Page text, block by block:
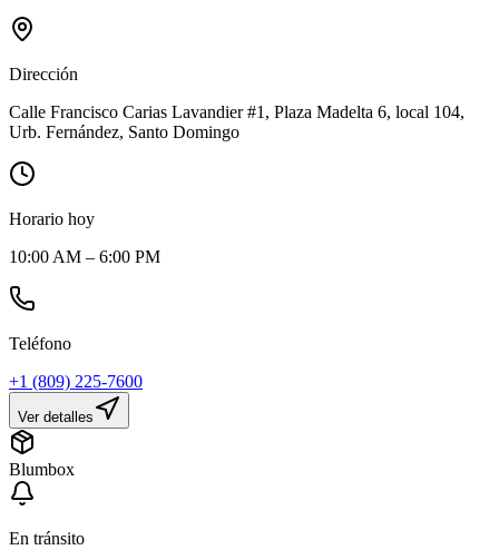
Dirección
Calle Francisco Carias Lavandier #1, Plaza Madelta 6, local 104,
Urb. Fernández, Santo Domingo
Horario hoy
10:00 AM – 6:00 PM
Teléfono
+1 (809) 225-7600
Ver detalles
Blumbox
En tránsito